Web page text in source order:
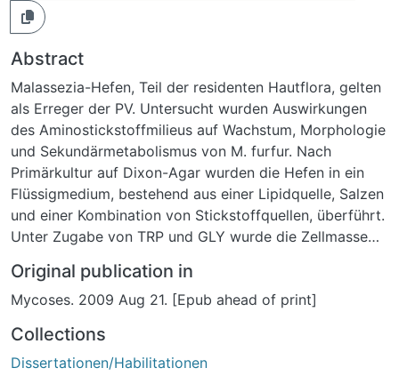
Abstract
Malassezia-Hefen, Teil der residenten Hautflora, gelten
als Erreger der PV. Untersucht wurden Auswirkungen
des Aminostickstoffmilieus auf Wachstum, Morphologie
und Sekundärmetabolismus von M. furfur. Nach
Primärkultur auf Dixon-Agar wurden die Hefen in ein
Flüssigmedium, bestehend aus einer Lipidquelle, Salzen
und einer Kombination von Stickstoffquellen, überführt.
Unter Zugabe von TRP und GLY wurde die Zellmasse
Pigmentsynthese spektralphotometrisch quantifiziert.
Unter Zugabe von GLY kommt es zu einer
keiner Pigmentsynthese. TRP als alleinige
Stickstoffquelle resultierte in einer deutlichen
Original publication in
Mycoses. 2009 Aug 21. [Epub ahead of print]
Collections
Dissertationen/Habilitationen